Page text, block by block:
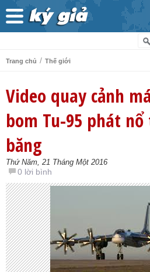
Trang chủ / Thế giới
Video quay cảnh
bom Tu-95 phát
băng
Thứ Năm, 21 Tháng Một 2016
0 lời bình